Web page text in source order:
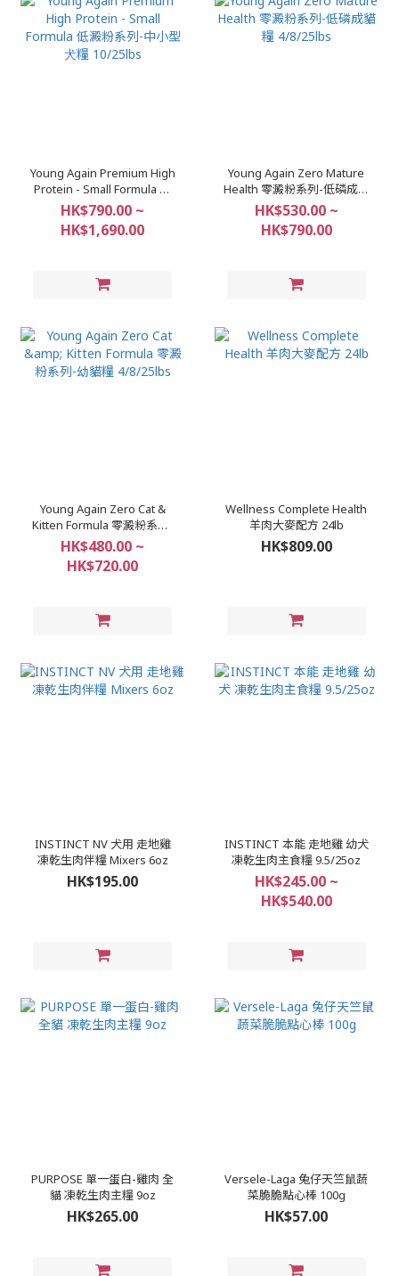
Young Again Premium High
Protein - Small Formula 低
澱粉系列-中⼩型⽝糧
10/25lbs
HK$790.00 ~
HK$1,690.00
Young Again Zero Mature
Health 零澱粉系列-低磷成貓
糧 4/8/25lbs
HK$530.00 ~
HK$790.00
Young Again Zero Cat &
Kitten Formula 零澱粉系列-
幼貓糧 4/8/25lbs
HK$480.00 ~
HK$720.00
Wellness Complete Health
羊肉大麥配方 24lb
HK$809.00
INSTINCT NV 犬用 走地雞
凍乾生肉伴糧 Mixers 6oz
HK$195.00
INSTINCT 本能 走地雞 幼犬
凍乾生肉主食糧 9.5/25oz
HK$245.00 ~
HK$540.00
PURPOSE 單一蛋白-雞肉 全
貓 凍乾生肉主糧 9oz
HK$265.00
Versele-Laga 兔仔天竺鼠蔬
菜脆脆點心棒 100g
HK$57.00